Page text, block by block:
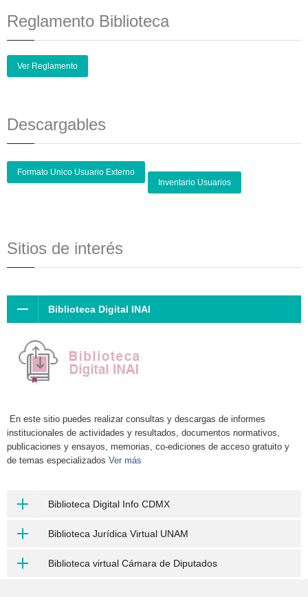
Reglamento Biblioteca
Ver Reglamento
Descargables
Formato Unico Usuario Externo
Inventario Usuarios
Sitios de interés
Biblioteca Digital INAI
En este sitio puedes realizar consultas y descargas de informes
institucionales de actividades y resultados, documentos normativos,
publicaciones y ensayos, memorias, co-ediciones de acceso gratuito y
de temas especializados Ver más
Biblioteca Digital Info CDMX
Biblioteca Jurídica Virtual UNAM
Biblioteca virtual Cámara de Diputados